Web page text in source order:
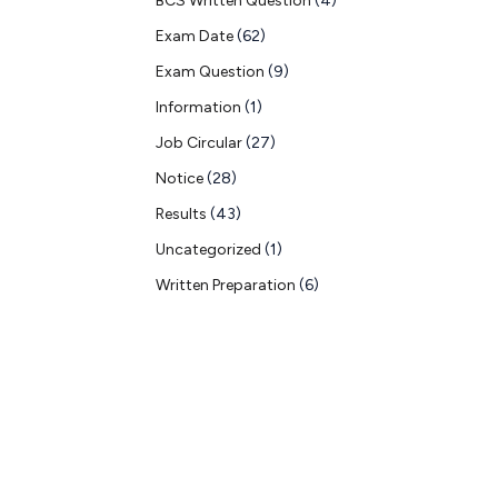
Exam Date(62)
Exam Question (9)
Information (1)
Job Circular(27)
Notice(28)
Results (43)
Uncategorized (1)
Written Preparation (6)